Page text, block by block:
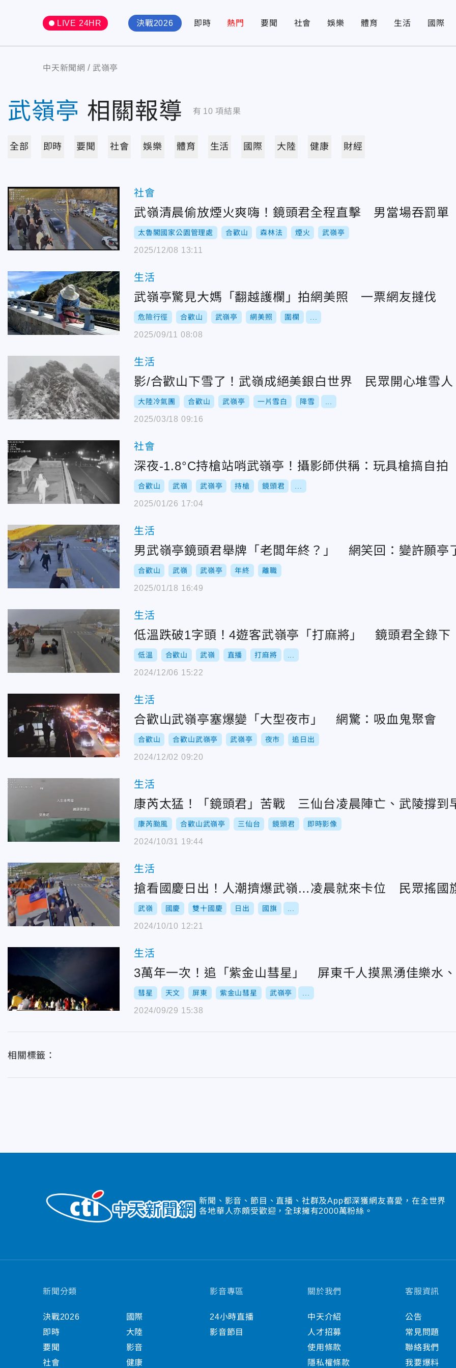
LIVE 24HR 決戰2026 即時 熱門 要聞 社會 娛樂 體育 生活 國際
中天新聞網 武嶺亭
武嶺亭 相關報導 有 10 項結果
全部 即時 要聞 社會 娛樂 體育 生活 國際 大陸 健康 財經
社會
武嶺清晨偷放煙火爽嗨！鏡頭君全程直擊 男當場吞罰單
太魯閣國家公園管理處 合歡山 森林法 煙火 武嶺亭
2025/12/08 13:11
生活
武嶺亭驚見大媽「翻越護欄」拍網美照 一票網友撻伐
危險行徑 合歡山 武嶺亭 網美照 圍欄
2025/09/11 08:08
生活
影/合歡山下雪了！武嶺成絕美銀白世界 民眾開心堆雪人
大陸冷氣團 合歡山 武嶺亭 一片雪白 降雪
2025/03/18 09:16
社會
深夜-1.8°C持槍站哨武嶺亭！攝影師供稱：玩具槍搞自拍
合歡山 武嶺 武嶺亭 持槍 鏡頭君
2025/01/26 17:04
生活
男武嶺亭鏡頭君舉牌「老闆年終？」 網笑回：變許願亭
合歡山 武嶺 武嶺亭 年終 離職
2025/01/18 16:49
生活
低溫跌破1字頭！4遊客武嶺亭「打麻將」 鏡頭君全錄下
低溫 合歡山 武嶺 直播 打麻將
2024/12/06 15:22
生活
合歡山武嶺亭塞爆變「大型夜市」 網驚：吸血鬼聚會
合歡山 合歡山武嶺亭 武嶺亭 夜市 追日出
2024/12/02 09:20
生活
康芮太猛！「鏡頭君」苦戰 三仙台凌晨陣亡、武陵撐到
康芮颱風 合歡山武嶺亭 三仙台 鏡頭君 即時影像
2024/10/31 19:44
生活
搶看國慶日出！人潮擠爆武嶺…凌晨就來卡位 民眾搖國
武嶺 國慶 雙十國慶 日出 國旗
2024/10/10 12:21
生活
3萬年一次！追「紫金山彗星」 屏東千人摸黑湧佳樂水
彗星 天文 屏東 紫金山彗星 武嶺亭
2024/09/29 15:38
相關標籤：
新聞、影音、節目、直播、社群及App都深獲網友喜愛，在全世界
各地華人亦頗受歡迎，全球擁有2000萬粉絲。
新聞分類
決戰2026
即時
要聞
社會
國際
大陸
影音
健康
影音專區
24小時直播
影音節目
關於我們
中天介紹
人才招募
使用條款
隱私權條款
客服資訊
公告
常見問題
聯絡我們
我要爆料